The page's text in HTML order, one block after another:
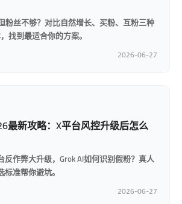
粉丝不够？对比自然增长、买粉、互粉三种
找到最适合你的方案。
2026-06-27
最新攻略：X平台风控升级后怎么
反作弊大升级，Grok AI如何识别假粉？真人
准帮你避坑。
2026-06-27